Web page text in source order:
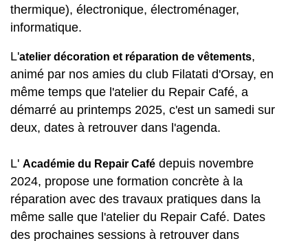
thermique), électronique, électroménager,
informatique.
L'atelier décoration et réparation de vêtements,
animé par nos amies du club Filatati d'Orsay, en
même temps que l'atelier du Repair Café, a
démarré au printemps 2025, c'est un samedi sur
deux, dates à retrouver dans l'agenda.
L' Académie du Repair Café depuis novembre
2024, propose une formation concrète à la
réparation avec des travaux pratiques dans la
même salle que l'atelier du Repair Café. Dates
des prochaines sessions à retrouver dans